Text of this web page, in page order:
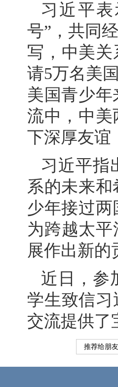
习近平
号”，共同
写，中美关
请5万名美
美国青少
流中，中美
下深厚友谊
习近平指
系的未来
少年接过
为跨越太
展作出新的
近日，参
学生致信习
交流提供了
推荐给朋